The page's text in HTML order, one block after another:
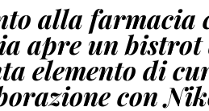
alla farmacia
apre un bistrot
elemento di
con